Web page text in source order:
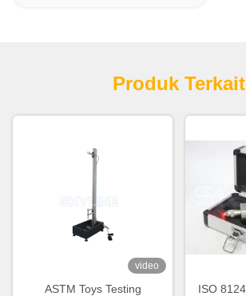
Produk Terkait
video
ASTM Toys Testing
ISO